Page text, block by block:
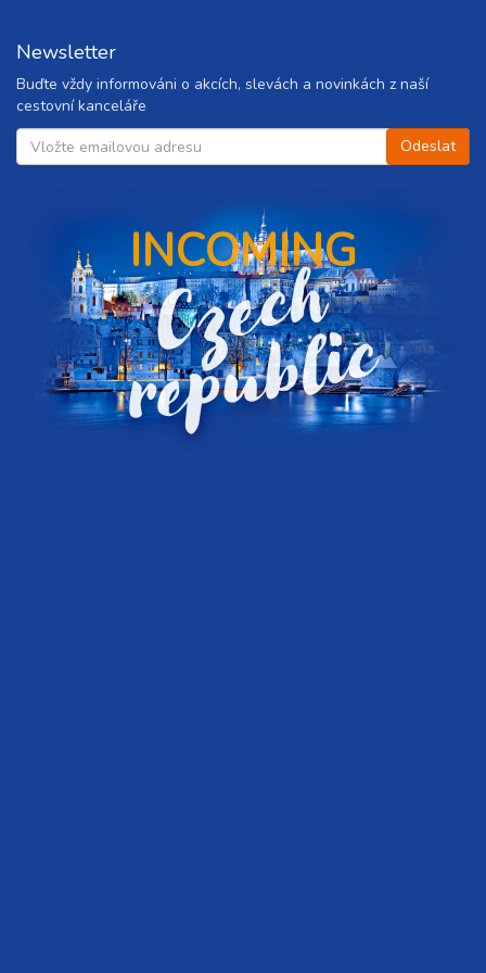
Newsletter
Buďte vždy informováni o akcích, slevách a novinkách z naší
cestovní kanceláře
INCOMING
C
z
e
c
h
r
e
p
u
b
l
i
c